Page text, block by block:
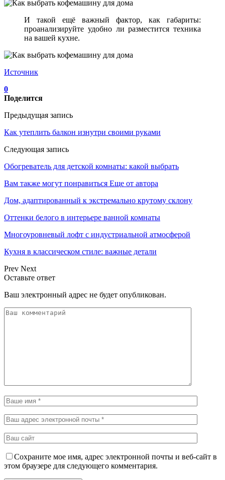
И такой ещё важный фактор, как габариты:
проанализируйте удобно ли разместится техника
на вашей кухне.
Источник
0
Поделится
Предыдущая запись
Как утеплить балкон изнутри своими руками
Следующая запись
Обогреватель для детской комнаты: какой выбрать
Вам также могут понравиться Еще от автора
Дом, адаптированный к экстремально крутому склону
Оттенки белого в интерьере ванной комнаты
Многоуровневый лофт с индустриальной атмосферой
Кухня в классическом стиле: важные детали
Prev Next
Оставьте ответ
Ваш электронный адрес не будет опубликован.
Сохраните мое имя, адрес электронной почты и веб-сайт в
этом браузере для следующего комментария.